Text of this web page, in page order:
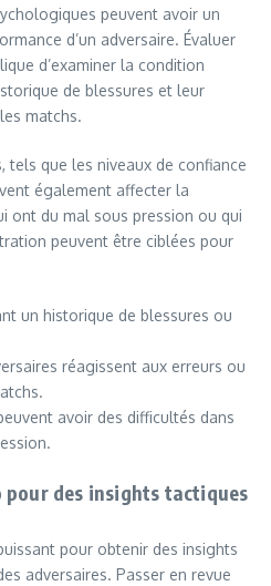
peuvent avoir un
d’un adversaire. Évaluer
d’examiner la condition
de blessures et leur
matchs.
tels que les niveaux de confiance
également affecter la
ont du mal sous pression ou qui
peuvent être ciblées pour
un historique de blessures ou
réagissent aux erreurs ou
avoir des difficultés dans
pour des insights tactiques
pour obtenir des insights
adversaires. Passer en revue